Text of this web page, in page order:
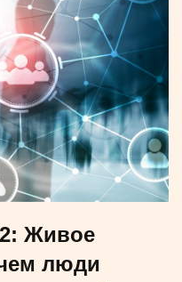
Живое
люди